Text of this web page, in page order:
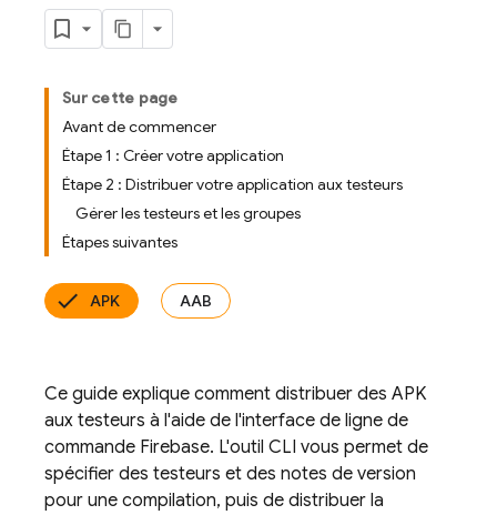
Sur cette page
Avant de commencer
Étape 1 : Créer votre application
Étape 2 : Distribuer votre application aux testeurs
Gérer les testeurs et les groupes
Étapes suivantes
APK AAB
Ce guide explique comment distribuer des APK
aux testeurs à l'aide de l'interface de ligne de
commande Firebase. L'outil CLI vous permet de
spécifier des testeurs et des notes de version
pour une compilation, puis de distribuer la